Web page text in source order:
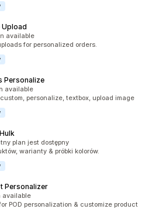
Upload
146
available
for personalized orders.
Personalize
130
available
personalize, textbox, upload image
1142
plan jest dostępny
warianty & próbki kolorów.
Personalizer
30
available
POD personalization & customize product